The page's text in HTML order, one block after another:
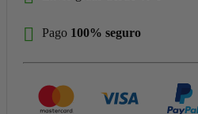
Pago 100% seguro